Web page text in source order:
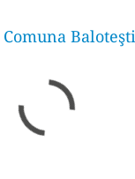
Comuna